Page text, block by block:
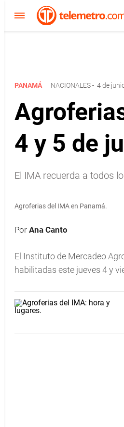
PANAMÁ NACIONALES- 4 de
4 y 5 de
El IMA recuerda a todos
Agroferias del IMA en Panamá.
Por Ana Canto
El Instituto de Mercadeo
habilitadas este jueves 4 y